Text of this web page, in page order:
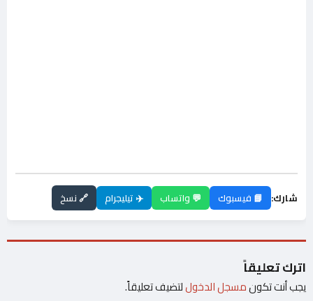
شارك: 📘 فيسبوك 💬 واتساب ✈️ تيليجرام 🔗 نسخ
اترك تعليقاً
يجب أنت تكونمسجل الدخوللتضيف تعليقاً.